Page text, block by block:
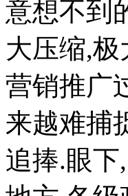
意想不到
大压缩,
营销推广
来越难捕
追捧.眼